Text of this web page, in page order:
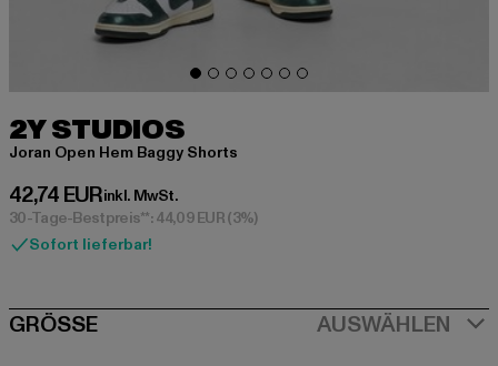
2Y STUDIOS
Joran Open Hem Baggy Shorts
42,74 EUR
Derzeitiger Preis: 42,74 EUR
inkl. MwSt.
30-Tage-Bestpreis**: 44,09 EUR(3%)
Sofort lieferbar!
SIZE
GRÖSSE AUSWÄHLEN